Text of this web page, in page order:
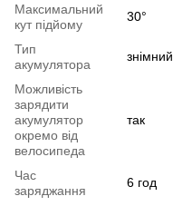
Максимальний
кут підйому
30°
Тип
акумулятора
знімний
Можливість
зарядити
акумулятор
окремо від
велосипеда
так
Час
заряджання
6 год